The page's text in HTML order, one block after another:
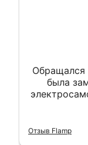
Обращался
была
сделали
Отзыв Flamp